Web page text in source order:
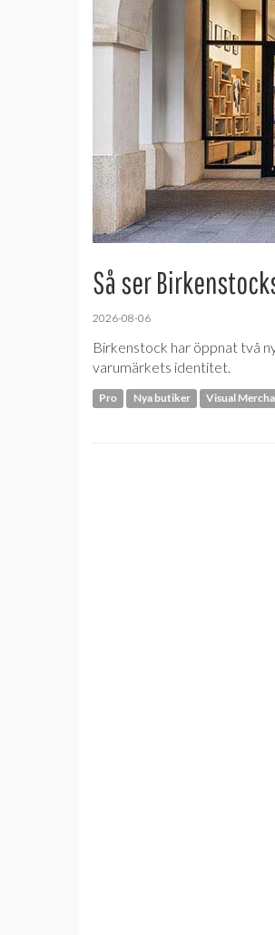
Så ser
2026-08-06
Birkenstock har öppnat två
varumärkets identitet.
Pro Nya butiker Visual